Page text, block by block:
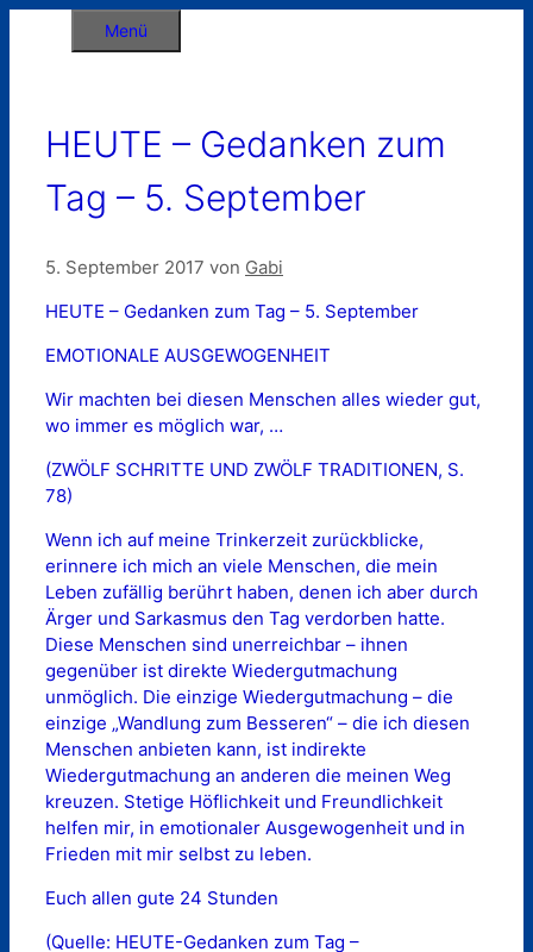
Menü
HEUTE – Gedanken zum
Tag – 5. September
5. September 2017 von Gabi
HEUTE – Gedanken zum Tag – 5. September
EMOTIONALE AUSGEWOGENHEIT
Wir machten bei diesen Menschen alles wieder gut,
wo immer es möglich war, …
(ZWÖLF SCHRITTE UND ZWÖLF TRADITIONEN, S.
78)
Wenn ich auf meine Trinkerzeit zurückblicke,
erinnere ich mich an viele Menschen, die mein
Leben zufällig berührt haben, denen ich aber durch
Ärger und Sarkasmus den Tag verdorben hatte.
Diese Menschen sind unerreichbar – ihnen
gegenüber ist direkte Wiedergutmachung
unmöglich. Die einzige Wiedergutmachung – die
einzige „Wandlung zum Besseren“ – die ich diesen
Menschen anbieten kann, ist indirekte
Wiedergutmachung an anderen die meinen Weg
kreuzen. Stetige Höflichkeit und Freundlichkeit
helfen mir, in emotionaler Ausgewogenheit und in
Frieden mit mir selbst zu leben.
Euch allen gute 24 Stunden
(Quelle: HEUTE-Gedanken zum Tag –